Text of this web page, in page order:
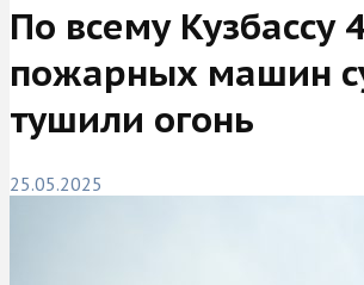
По всему Кузбассу
пожарных машин
тушили огонь
25.05.2025